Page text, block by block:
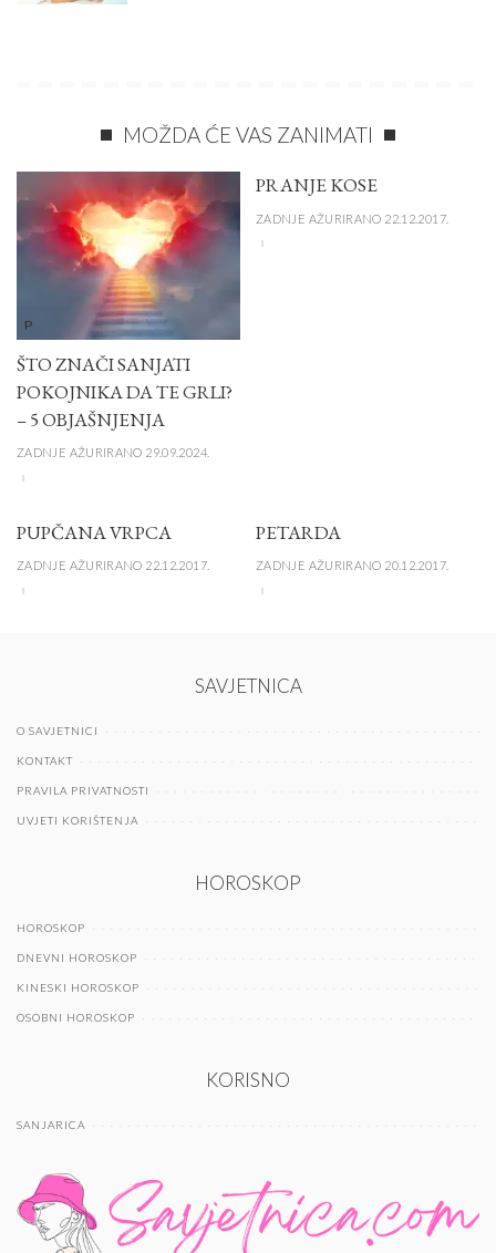
MOŽDA ĆE VAS ZANIMATI
P
ŠTO ZNAČI SANJATI
POKOJNIKA DA TE GRLI?
– 5 OBJAŠNJENJA
ZADNJE AŽURIRANO 29.09.2024.
PRANJE KOSE
ZADNJE AŽURIRANO 22.12.2017.
PUPČANA VRPCA
ZADNJE AŽURIRANO 22.12.2017.
PETARDA
ZADNJE AŽURIRANO 20.12.2017.
SAVJETNICA
O SAVJETNICI
KONTAKT
PRAVILA PRIVATNOSTI
UVJETI KORIŠTENJA
HOROSKOP
HOROSKOP
DNEVNI HOROSKOP
KINESKI HOROSKOP
OSOBNI HOROSKOP
KORISNO
SANJARICA